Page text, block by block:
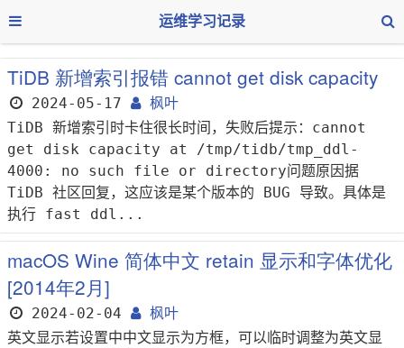
运维学习记录
TiDB 新增索引报错 cannot get disk capacity
2024-05-17
枫叶
TiDB 新增索引时卡住很长时间，失败后提示：cannot
get disk capacity at /tmp/tidb/tmp_ddl-
4000: no such file or directory问题原因据
TiDB 社区回复，这应该是某个版本的 BUG 导致。具体是
执行 fast ddl...
macOS Wine 简体中文 retain 显示和字体优化
[2014年2月]
2024-02-04
枫叶
英文显示若设置中中文显示为方框，可以临时调整为英文显